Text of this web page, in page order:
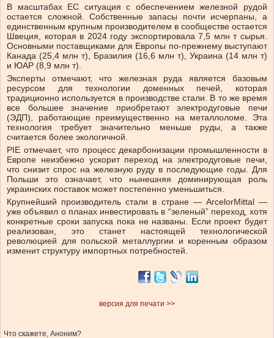
В масштабах ЕС ситуация с обеспечением железной рудой
остается сложной. Собственные запасы почти исчерпаны, а
единственным крупным производителем в сообществе остается
Швеция, которая в 2024 году экспортировала 7,5 млн т сырья.
Основными поставщиками для Европы по-прежнему выступают
Канада (25,4 млн т), Бразилия (16,6 млн т), Украина (14 млн т)
и ЮАР (8,9 млн т).
Эксперты отмечают, что железная руда является базовым
ресурсом для технологии доменных печей, которая
традиционно используется в производстве стали. В то же время
все большее значение приобретают электродуговые печи
(ЭДП), работающие преимущественно на металлоломе. Эта
технология требует значительно меньше руды, а также
считается более экологичной.
PIE отмечает, что процесс декарбонизации промышленности в
Европе неизбежно ускорит переход на электродуговые печи,
что снизит спрос на железную руду в последующие годы. Для
Польши это означает, что нынешняя доминирующая роль
украинских поставок может постепенно уменьшиться.
Крупнейший производитель стали в стране — ArcelorMittal —
уже объявил о планах инвестировать в “зеленый” переход, хотя
конкретные сроки запуска пока не названы. Если проект будет
реализован, это станет настоящей технологической
революцией для польской металлургии и коренным образом
изменит структуру импортных потребностей.
версия для печати >>
Что скажете, Аноним?